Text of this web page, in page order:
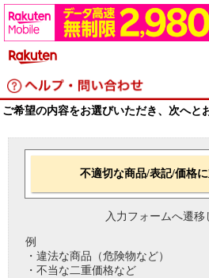
ご希望の内容をお選びいただき、次へと
不適切な商品/表記/価格
入力フォームへ遷移
例
・違法な商品（危険物など）
・不当な二重価格など